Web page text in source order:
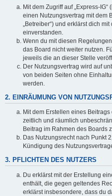
Mit dem Zugriff auf „Express-
einen Nutzungsvertrag mit dem
„Betreiber“) und erklärst dich
einverstanden.
Wenn du mit diesen
das Board nicht weiter nutzen.
jeweils die an dieser Stelle
Der Nutzungsvertrag wird auf
von beiden Seiten ohne
werden.
2. EINRÄUMUNG VON
Mit dem Erstellen eines
zeitlich und räumlich
Beitrag im Rahmen des Boards
Das Nutzungsrecht nach Punkt
Kündigung des
3. PFLICHTEN DES NUTZERS
Du erklärst mit der Erstellung
enthält, die gegen geltendes
erklärst insbesondere, dass du